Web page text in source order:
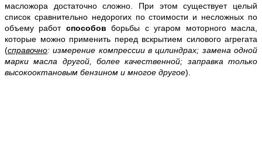
масложора достаточно сложно. При этом существует целый
список сравнительно недорогих по стоимости и несложных по
объему работ способовборьбы с угаром моторного масла,
которые можно применить перед вскрытием силового агрегата
(справочно: измерение компрессии в цилиндрах; замена одной
марки масла другой, более качественной; заправка только
высокооктановым бензином и многое другое).